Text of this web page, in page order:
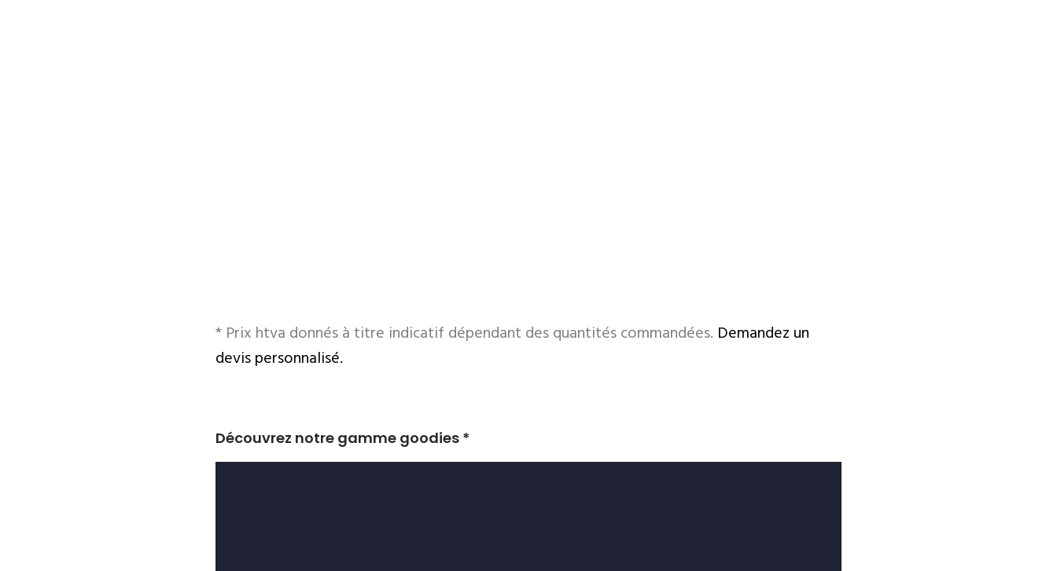
* Prix htva donnés à titre indicatif dépendant des quantités commandées. Demandez un
devis personnalisé.
Découvrez notre gamme goodies *